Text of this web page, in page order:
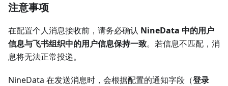
注意事项
在配置个人消息接收前，请务必确认 NineData 中的用户
信息与飞书组织中的用户信息保持一致。若信息不匹配，消
息将无法正常投递。
NineData 在发送消息时，会根据配置的通知字段（登录